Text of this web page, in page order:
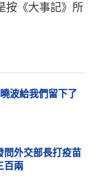
按《大事記》所
波給我們留下了
問外交部長打疫苗
百兩